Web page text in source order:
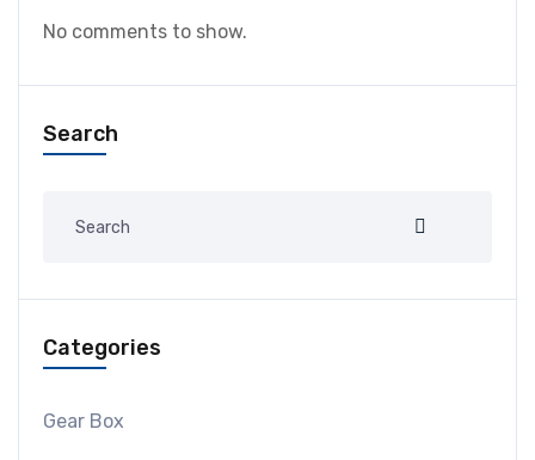
No comments to show.
Search
Categories
Gear Box